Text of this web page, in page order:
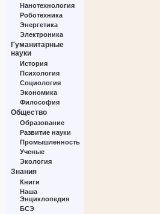
Нанотехнология
Роботехника
Энергетика
Электроника
Гуманитарные
науки
История
Психология
Социология
Экономика
Философия
Общество
Образование
Развитие науки
Промышленность
Ученые
Экология
Знания
Книги
Наша
Энциклопедия
БСЭ